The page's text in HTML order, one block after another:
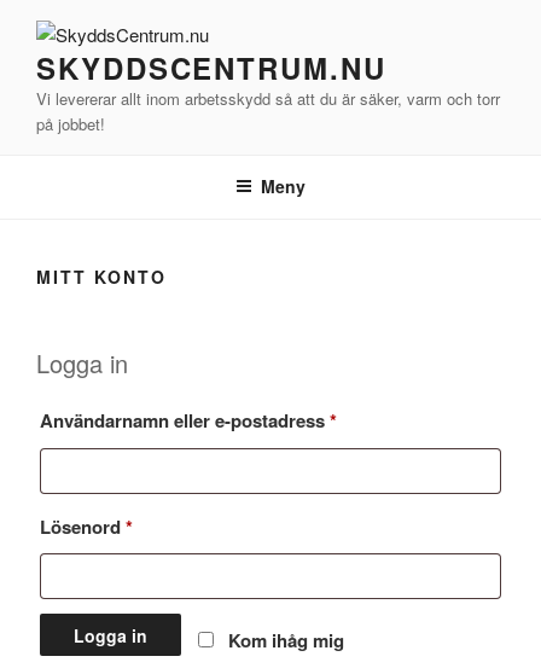
innehållSKYDDSCENTRUM.NU
Vi levererar allt inom arbetsskydd så att du är säker, varm och torr
på jobbet!
Meny
MITT KONTO
Logga in
Användarnamn eller e-postadress*Obligatoriskt
Lösenord*Obligatoriskt
Kom ihåg mig
Logga in